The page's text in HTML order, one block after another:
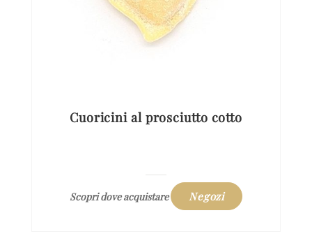
Cuoricini al prosciutto cotto
Scopri dove acquistare Negozi